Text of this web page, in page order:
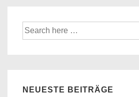
Suche
nach:
NEUESTE BEITRÄGE